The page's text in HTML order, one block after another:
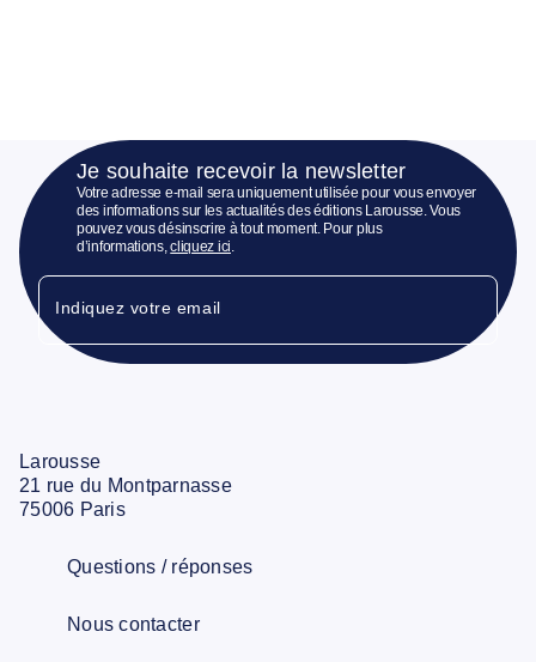
Je souhaite recevoir la newsletter
Votre adresse e-mail sera uniquement utilisée pour vous envoyer
des informations sur les actualités des éditions Larousse. Vous
pouvez vous désinscrire à tout moment. Pour plus
d’informations,cliquez ici.
Indiquez votre email
Larousse
21 rue du Montparnasse
75006 Paris
Questions / réponses
Nous contacter